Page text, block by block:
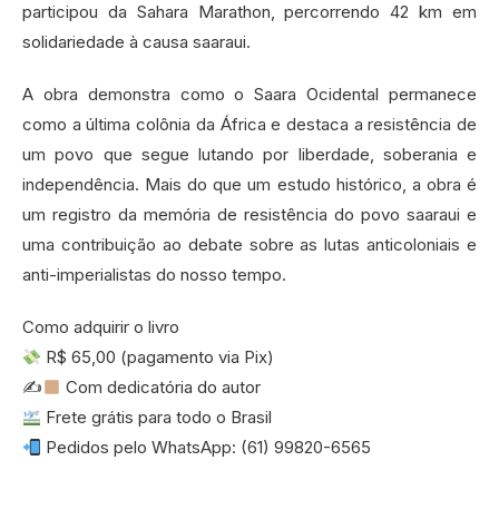
participou da Sahara Marathon, percorrendo 42 km em
solidariedade à causa saaraui.
A obra demonstra como o Saara Ocidental permanece
como a última colônia da África e destaca a resistência de
um povo que segue lutando por liberdade, soberania e
independência. Mais do que um estudo histórico, a obra é
um registro da memória de resistência do povo saaraui e
uma contribuição ao debate sobre as lutas anticoloniais e
anti-imperialistas do nosso tempo.
Como adquirir o livro
R$ 65,00 (pagamento via Pix)
✍
Com dedicatória do autor
Frete grátis para todo o Brasil
Pedidos pelo WhatsApp: (61) 99820-6565